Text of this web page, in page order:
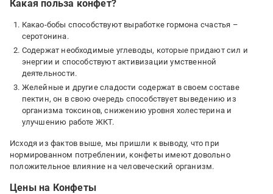
Какая польза конфет?
Какао-бобы способствуют выработке гормона счастья –
серотонина.
Содержат необходимые углеводы, которые придают сил и
энергии и способствуют активизации умственной
деятельности.
Желейные и другие сладости содержат в своем составе
пектин, он в свою очередь способствует выведению из
организма токсинов, снижению уровня холестерина и
улучшению работе ЖКТ.
Исходя из фактов выше, мы пришли к выводу, что при
нормированном потреблении, конфеты имеют довольно
положительное влияние на человеческий организм.
Цены на Конфеты